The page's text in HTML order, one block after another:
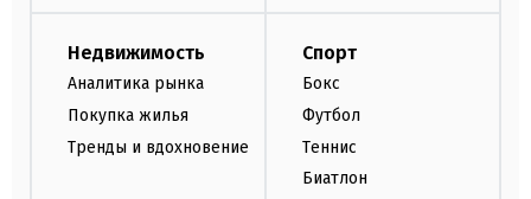
Недвижимость
Аналитика рынка
Покупка жилья
Тренды и вдохновение
Спорт
Бокс
Футбол
Теннис
Биатлон